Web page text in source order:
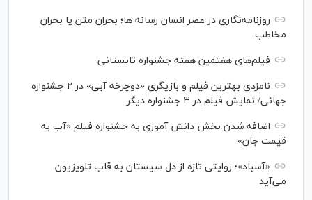
روزنامه‌نگاری در عصر انسان رسانه ها؛ بحران متن یا بحران
مخاطب
فیلم‌های هفتمین هفته جشنواره تابستانی
نامزدی بهترین فیلم و بازیگری «دوچرخه آبی» در ۲ جشنواره
جهانی/ نمایش فیلم در ۳ جشنواره دیگر
اضافه شدن بخش دانش آموزی به جشنواره فیلم «آب به
قیمت جان»
«آسباد»؛ روایتی تازه از دل سیستان به قاب تلویزیون
می‌آید